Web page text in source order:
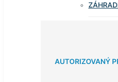
AUTORIZOVANÝ